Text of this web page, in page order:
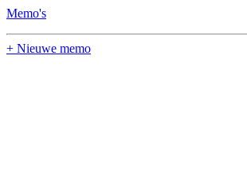
Memo's
+ Nieuwe memo